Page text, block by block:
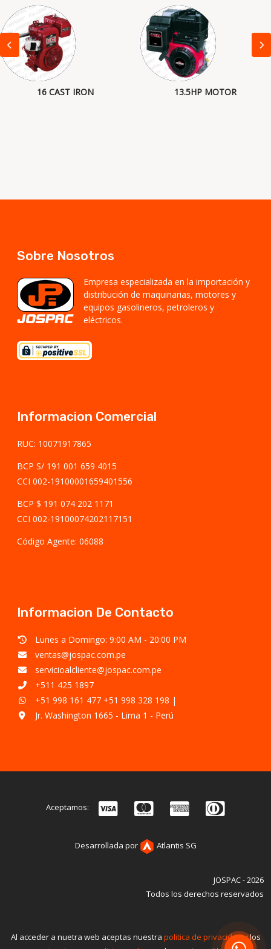
16 CAST IRON 13.5HP MOTOR
Sobre Nosotros
Empresa especializada en la importación y
distribución de maquinarias, motores y
equipos gasolineros, petroleros y
eléctricos.
Informacion Comercial
RUC: 10071917865
BCP S/ 191 001 659 4015
CCI 002-19100001659401556
BCP $ 191 074 202 1171
CCI 002-19100074202117151
Código Agente: 06088
Informacion De Contacto
Lunes a Domingo: 9:00 AM - 20:00 PM
ventas@jospac.com.pe
servicioalcliente@jospac.com.pe
+511 425 1897
+51 998 161 477 +51 998 328 198 |
Jr. Washington 1665 - Lima 1 - Perú
Aceptamos:
Desarrollada por Atlantis SG
JOSPAC - 2026
Todos los derechos reservados
Al acceder a nuetra web aceptas nuestra politica de privacidady los